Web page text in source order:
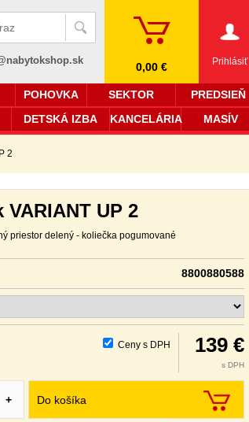
Prihlásiť
0,00 €
2
UP 2
priestor delený - koliečka pogumované
8800880588
Ceny s DPH 139 €
s DPH
Do košíka
+
POHOVKA SEKTOR
PREDSIEŇ
DETSKÁ IZBA KANCELÁRIA MASÍV